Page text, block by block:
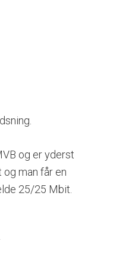
og er yderst
man får en
25/25 Mbit.